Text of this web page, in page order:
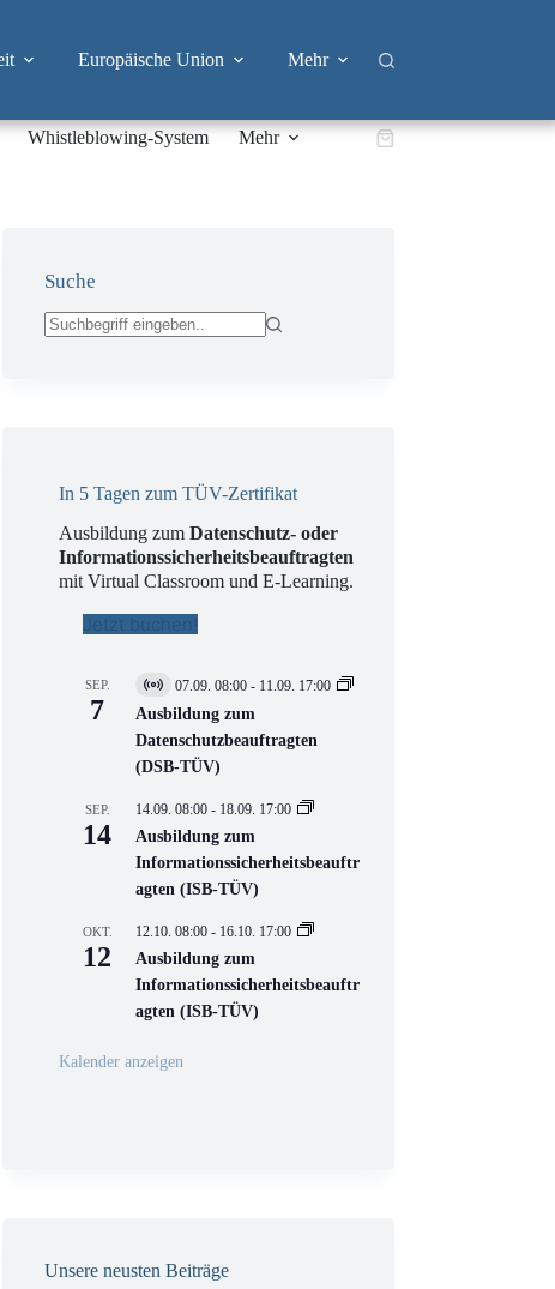
Europäische Union Mehr
Whistleblowing-System Mehr Warenkorb
Suche
In 5 Tagen zum TÜV-Zertifikat
Ausbildung zumDatenschutz- oder
Informationssicherheitsbeauftragten
mit Virtual Classroom und E-Learning.
Jetzt buchen!
SEP.
7
V
i
t
u
l
V
e
r
n
s
t
a
t
n
07.09. 08:00 - 11.09. 17:00
Ausbildung zum
Datenschutzbeauftragten
(DSB-TÜV)
SEP.
14
14.09. 08:00 - 18.09. 17:00
Ausbildung zum
Informationssicherheitsbeauftr
agten (ISB-TÜV)
OKT.
12
12.10. 08:00 - 16.10. 17:00
Ausbildung zum
Informationssicherheitsbeauftr
agten (ISB-TÜV)
Kalender anzeigen
Unsere neusten Beiträge